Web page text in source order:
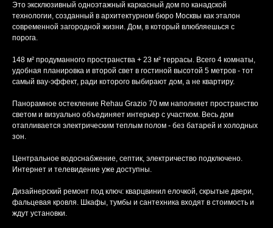
Это эксклюзивный одноэтажный каркасный дом по канадской
технологии, созданный в архитектурном бюро Москвы как эталон
современной загородной жизни. Дом, в который влюбляешься с
порога.
148 м² продуманного пространства + 23 м² террасы. Всего 4 комнаты,
удобная планировка и второй свет в гостиной высотой 5 метров - тот
самый вау-эффект, ради которого выбирают дом, а не квартиру.
Панорамное остекление Rehau Grazio 70 мм наполняет пространство
светом и визуально объединяет интерьер с участком. Весь дом
отапливается электрическим теплым полом - без батарей и холодных
зон.
Центральное водоснабжение, септик, электричество подключено.
Интернет и телевидение уже доступны.
Дизайнерский ремонт под ключ: кварцвинил елочкой, скрытые двери,
фальцевая кровля. Шкафы, тумбы и сантехника входят в стоимость и
ждут установки.